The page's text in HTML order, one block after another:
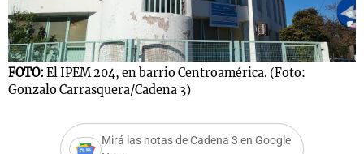
FOTO: El IPEM 204, en barrio Centroamérica. (Foto:
Gonzalo Carrasquera/Cadena 3)
Mirá las notas de Cadena 3 en Google